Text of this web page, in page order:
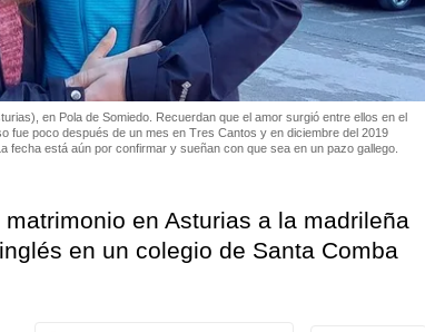
en Pola de Somiedo. Recuerdan que el amor surgió entre ellos en el
fue poco después de un mes en Tres Cantos y en diciembre del 2019
está aún por confirmar y sueñan con que sea en un pazo gallego.
en Asturias a la madrileña
en un colegio de Santa Comba